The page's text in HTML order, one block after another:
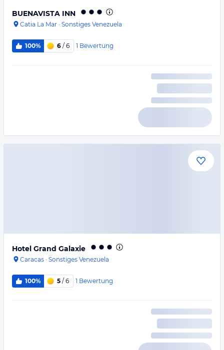
BUENAVISTA INN
Catia La Mar · Sonstiges Venezuela
100% 6 / 6 1 Bewertung
Hotel Grand Galaxie
Caracas · Sonstiges Venezuela
100% 5 / 6 1 Bewertung